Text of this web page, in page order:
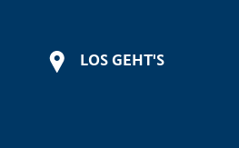
LOS GEHT'S